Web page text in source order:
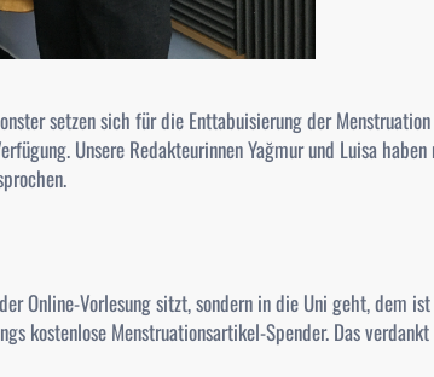
setzen sich für die Enttabuisierung der
Unsere RedakteurinnenYağmur und Luisa
Online-Vorlesung sitzt, sondern in die Uni geht, dem
kostenlose Menstruationsartikel-Spender. Das